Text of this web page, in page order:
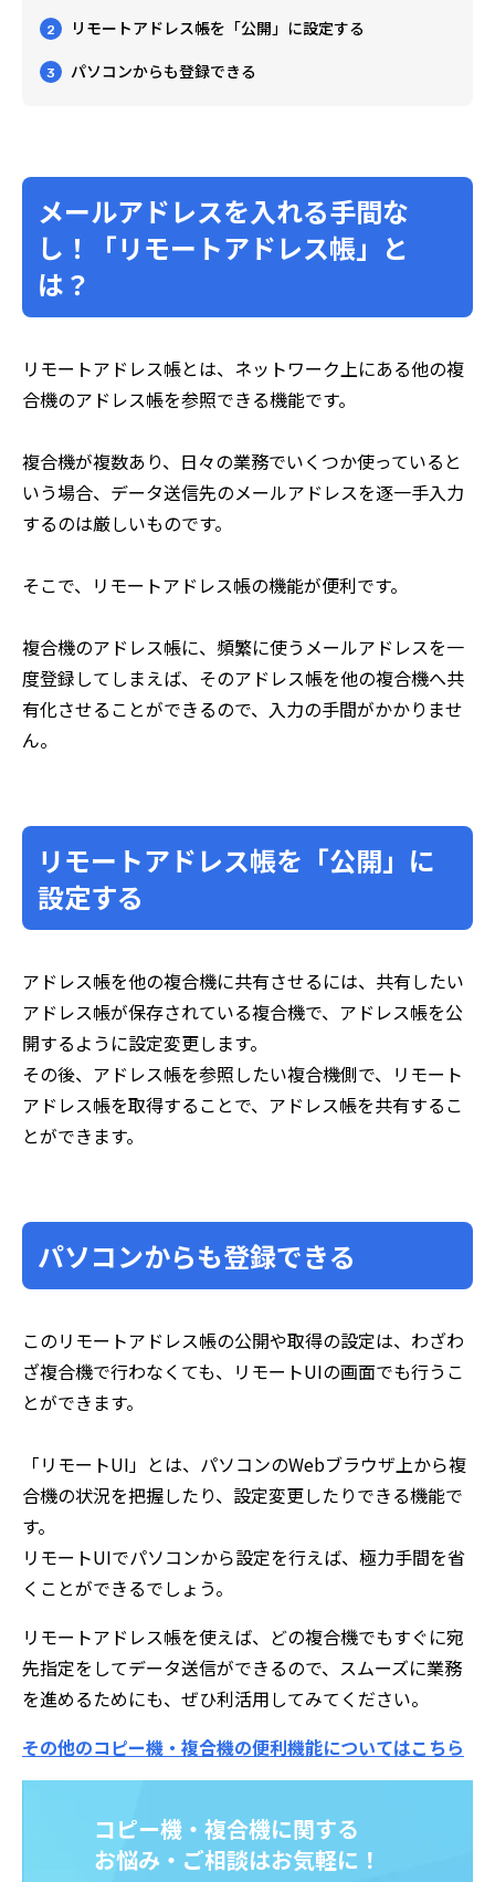
2 リモートアドレス帳を「公開」に設定する
3 パソコンからも登録できる
メールアドレスを入れる手間な
し！「リモートアドレス帳」と
は？
リモートアドレス帳とは、ネットワーク上にある他の複
合機のアドレス帳を参照できる機能です。
複合機が複数あり、日々の業務でいくつか使っていると
いう場合、データ送信先のメールアドレスを逐一手入力
するのは厳しいものです。
そこで、リモートアドレス帳の機能が便利です。
複合機のアドレス帳に、頻繁に使うメールアドレスを一
度登録してしまえば、そのアドレス帳を他の複合機へ共
有化させることができるので、入力の手間がかかりませ
ん。
リモートアドレス帳を「公開」に
設定する
アドレス帳を他の複合機に共有させるには、共有したい
アドレス帳が保存されている複合機で、アドレス帳を公
開するように設定変更します。
その後、アドレス帳を参照したい複合機側で、リモート
アドレス帳を取得することで、アドレス帳を共有するこ
とができます。
パソコンからも登録できる
このリモートアドレス帳の公開や取得の設定は、わざわ
ざ複合機で行わなくても、リモートUIの画面でも行うこ
とができます。
「リモートUI」とは、パソコンのWebブラウザ上から複
合機の状況を把握したり、設定変更したりできる機能で
す。
リモートUIでパソコンから設定を行えば、極力手間を省
くことができるでしょう。
リモートアドレス帳を使えば、どの複合機でもすぐに宛
先指定をしてデータ送信ができるので、スムーズに業務
を進めるためにも、ぜひ利活用してみてください。
その他のコピー機・複合機の便利機能についてはこちら
コピー機・複合機に関する
お悩み・ご相談はお気軽に！